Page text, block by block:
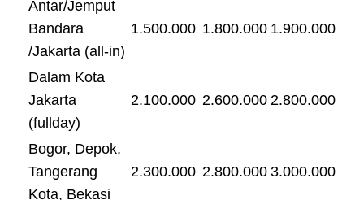
Antar/Jemput
Bandara
/Jakarta (all-in)
1.500.000 1.800.000 1.900.000
Dalam Kota
Jakarta
(fullday)
2.100.000 2.600.000 2.800.000
Bogor, Depok,
Tangerang
Kota, Bekasi
2.300.000 2.800.000 3.000.000